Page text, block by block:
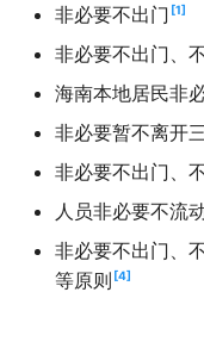
非必要不出门 1
非必要不出门、
海南本地居民非
非必要暂不离开
非必要不出门、
人员非必要不流
非必要不出门、
等原则 4